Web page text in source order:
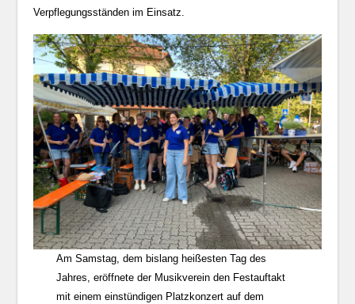
Verpflegungsständen im Einsatz.
Am Samstag, dem bislang heißesten Tag des
Jahres, eröffnete der Musikverein den Festauftakt
mit einem einstündigen Platzkonzert auf dem